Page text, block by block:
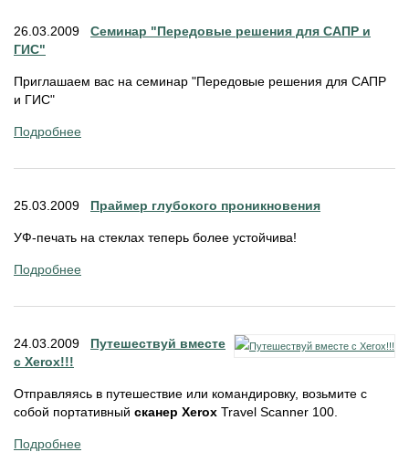
26.03.2009 Семинар "Передовые решения для САПР и
ГИС"
Приглашаем вас на семинар "Передовые решения для САПР
и ГИС"
Подробнее
25.03.2009 Праймер глубокого проникновения
УФ-печать на стеклах теперь более устойчива!
Подробнее
24.03.2009 Путешествуй вместе
с Xerox!!!
Отправляясь в путешествие или командировку, возьмите с
собой портативный сканер Xerox Travel Scanner 100.
Подробнее